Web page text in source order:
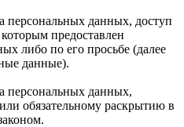
персональных данных, доступ
предоставлен
либо по его просьбе (далее
данные).
персональных данных,
обязательному раскрытию в